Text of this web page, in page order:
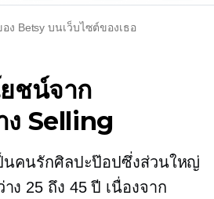
ง Betsy บนเว็บไซต์ของเธอ
ชน์จาก
ง Selling
นคนรักศิลปะป๊อปซึ่งส่วนใหญ่
ง 25 ถึง 45 ปี เนื่องจาก